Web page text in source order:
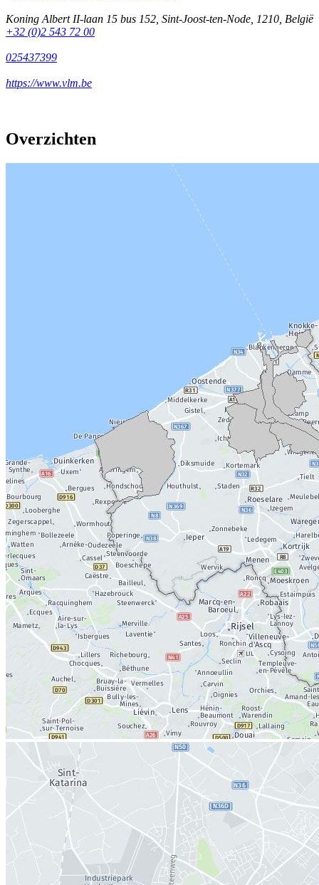
Koning Albert II-laan 15 bus 152 Sint-Joost-ten-Node 1210 België
+32 (0)2 543 72 00
025437399
https://www.vlm.be
Overzichten